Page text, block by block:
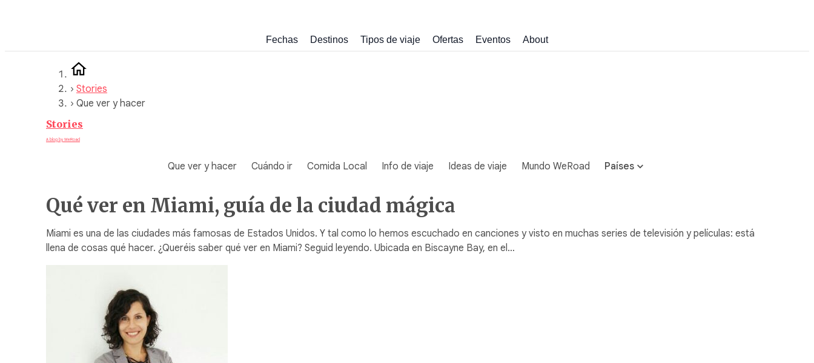
Fechas Destinos Tipos de viaje Ofertas Eventos About
› Stories
› Que ver y hacer
Stories
A blog by WeRoad
Que ver y hacer Cuándo ir Comida Local Info de viaje Ideas de viaje Mundo WeRoad Países
Qué ver en Miami, guía de la ciudad mágica
Miami es una de las ciudades más famosas de Estados Unidos. Y tal como lo hemos escuchado en canciones y visto en muchas series de televisión y películas: está
llena de cosas qué hacer. ¿Queréis saber qué ver en Miami? Seguid leyendo. Ubicada en Biscayne Bay, en el…